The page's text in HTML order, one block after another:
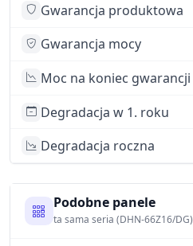
Gwarancja produktowa
Gwarancja mocy
Moc na koniec gwarancji
Degradacja w 1. roku
Degradacja roczna
Podobne panele
ta sama seria (DHN-66Z16/DG)